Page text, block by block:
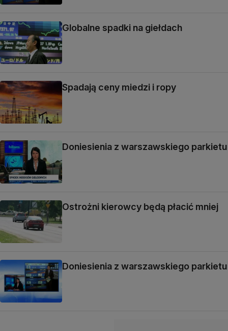
Globalne spadki na giełdach
Spadają ceny miedzi i ropy
Doniesienia z warszawskiego parkietu
Ostrożni kierowcy będą płacić mniej
Doniesienia z warszawskiego parkietu